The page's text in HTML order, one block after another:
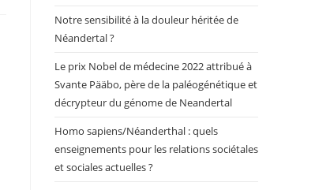
Notre sensibilité à la douleur héritée de
Néandertal ?
Le prix Nobel de médecine 2022 attribué à
Svante Pääbo, père de la paléogénétique et
décrypteur du génome de Neandertal
Homo sapiens/Néanderthal : quels
enseignements pour les relations sociétales
et sociales actuelles ?